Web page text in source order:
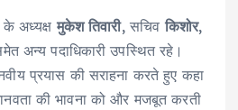
अध्यक्षमुकेश तिवारी, सचिवकिशोर,
अन्य पदाधिकारी उपस्थित रहे।
प्रयास की सराहना करते हुए कहा
की भावना को और मजबूत करती